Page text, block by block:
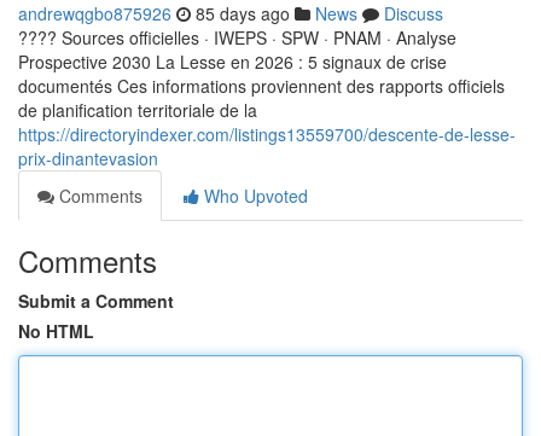
andrewqgbo875926 85 days ago News
Discuss
???? Sources officielles · IWEPS · SPW · PNAM · Analyse
Prospective 2030 La Lesse en 2026 : 5 signaux de crise
documentés Ces informations proviennent des rapports officiels
de planification territoriale de la
https://directoryindexer.com/listings13559700/descente-de-lesse-
prix-dinantevasion
Comments
Who Upvoted
Comments
Submit a Comment
No HTML